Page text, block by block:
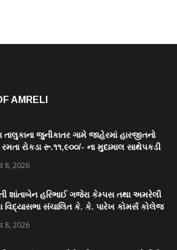
AMRELI
તાલુકાના જુનીકાતર ગામે જાહેરમાં હારજીતનો
રોકડા રૂ.૧૧,૯૦૦/- ના મુદામાલ સાથેપકડી
8, 2026
શાંતાબેન હરિભાઈ ગજેરા કેમ્પસ તથા અમરેલી
વિદ્યાસભા સંચાલિત કે. કે. પારેખ કોમર્સ કોલેજ
8, 2026